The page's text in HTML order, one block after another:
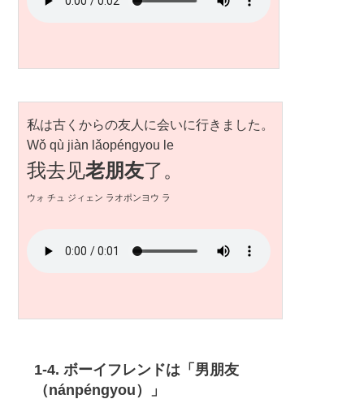
私は古くからの友人に会いに行きました。
Wǒ qù jiàn lǎopéngyou le
我去见老朋友了。
ウォ チュ ジィェン ラオポンヨウ ラ
1-4. ボーイフレンドは「男朋友
（nánpéngyou）」